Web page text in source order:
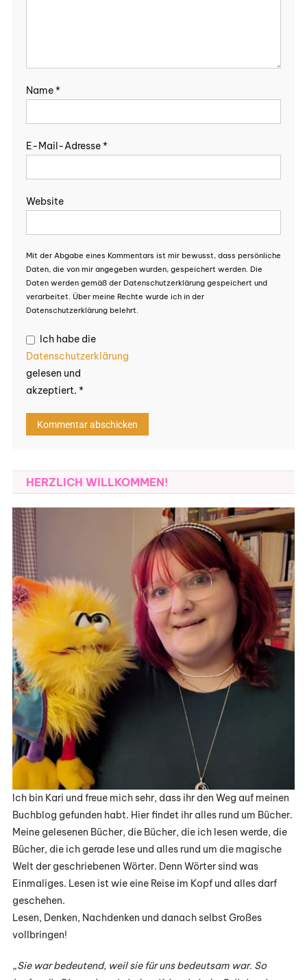
Name*
E-Mail-Adresse*
Website
Mit der Abgabe eines Kommentars ist mir bewusst, dass persönliche
Daten, die von mir angegeben wurden, gespeichert werden. Die
Daten werden gemäß der Datenschutzerklärung gespeichert und
verarbeitet. Über meine Rechte wurde ich in der
Datenschutzerklärung belehrt.
Ich habe die
Datenschutzerklärung
gelesen und
akzeptiert. *
HERZLICH WILLKOMMEN!
Ich bin Kari und freue mich sehr, dass ihr den Weg auf meinen
Buchblog gefunden habt. Hier findet ihr alles rund um Bücher.
Meine gelesenen Bücher, die Bücher, die ich lesen werde, die
Bücher, die ich gerade lese und alles rund um die magische
Welt der geschriebenen Wörter. Denn Wörter sind was
Einmaliges. Lesen ist wie eine Reise im Kopf und alles darf
geschehen.
Lesen, Denken, Nachdenken und danach selbst Großes
vollbringen!
„Sie war bedeutend, weil sie für uns bedeutsam war. So